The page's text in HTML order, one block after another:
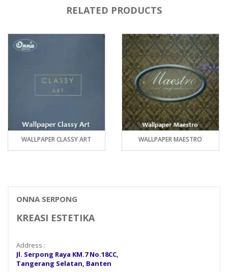
RELATED PRODUCTS
WALLPAPER CLASSY ART WALLPAPER MAESTRO
ONNA SERPONG
KREASI ESTETIKA
Address :
Jl. Serpong Raya KM.7 No.18CC,
Tangerang Selatan, Banten